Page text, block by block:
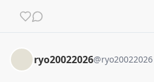
ryo20022026@ryo20022026